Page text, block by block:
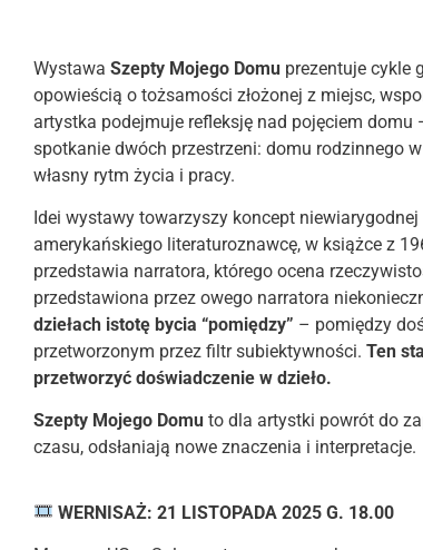
Wystawa Szepty Mojego Domu prezentuje cykle
opowieścią o tożsamości złożonej z miejsc,
artystka podejmuje refleksję nad pojęciem
spotkanie dwóch przestrzeni: domu rodzinnego
własny rytm życia i pracy.
Idei wystawy towarzyszy koncept
amerykańskiego literaturoznawcę, w książce z
przedstawia narratora, którego ocena
przedstawiona przez owego narratora
dziełach istotę bycia “pomiędzy” – pomiędzy
przetworzonym przez filtr subiektywności. Ten
przetworzyć doświadczenie w dzieło.
Szepty Mojego Domu to dla artystki powrót do
czasu, odsłaniają nowe znaczenia i interpretacje.
WERNISAŻ: 21 LISTOPADA 2025 G. 18.00